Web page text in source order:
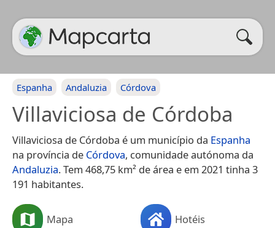
Espanha Andaluzia Córdova
Villaviciosa de Córdoba
Villaviciosa de Córdoba é um município da Espanha
na província de Córdova, comunidade autónoma da
Andaluzia. Tem 468,75 km² de área e em 2021 tinha 3
191 habitantes.
Mapa Hotéis